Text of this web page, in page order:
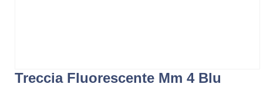
Treccia Fluorescente Mm 4 Blu